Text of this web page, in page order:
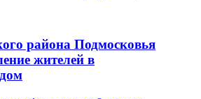
района Подмосковья
жителей в